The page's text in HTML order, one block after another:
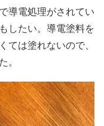
導電処理がされてい
したい。導電塗料を
ては塗れないので、
。